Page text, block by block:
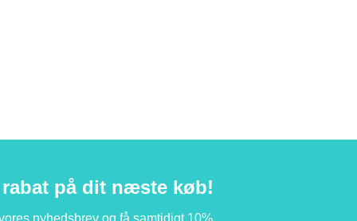
rabat på dit næste køb!
nyhedsbrev og få samtidigt 10%